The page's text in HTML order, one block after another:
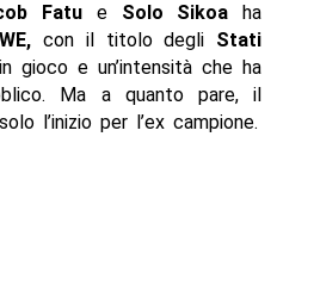
Fatu e Solo Sikoa ha
con il titolo degli Stati
gioco e un’intensità che ha
Ma a quanto pare, il
l’inizio per l’ex campione.